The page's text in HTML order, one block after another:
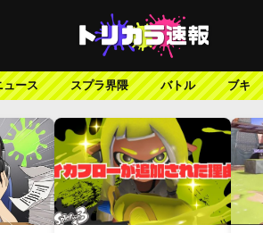
ュース スプラ界隈 バトル ブキ